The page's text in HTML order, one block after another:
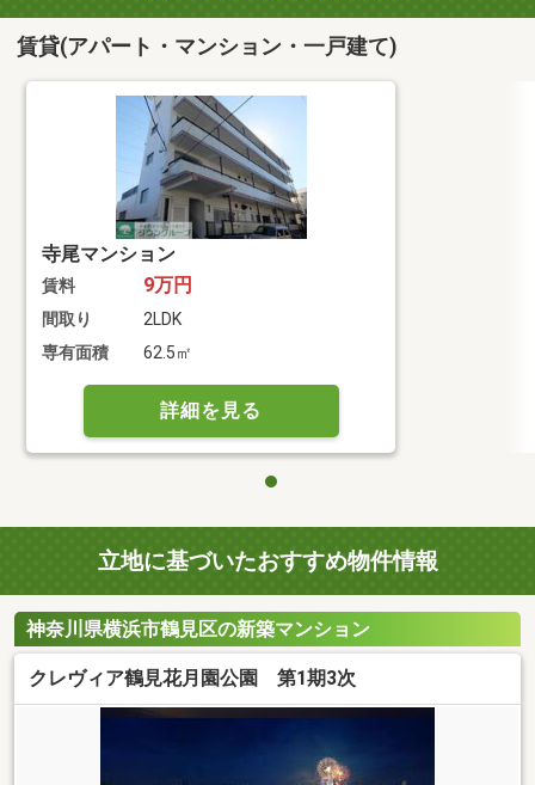
賃貸(アパート・マンション・一戸建て)
寺尾マンション
賃料 9万円
間取り
2LDK
専有面積
62.5㎡
詳細を見る
立地に基づいたおすすめ物件情報
神奈川県横浜市鶴見区の新築マンション
クレヴィア鶴見花月園公園 第1期3次